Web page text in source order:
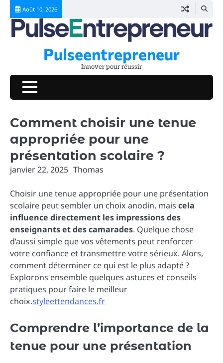
Skip
content
Août 10, 2026
Pulseentrepreneur
Innover pour réussir
Comment choisir une tenue
appropriée pour une
présentation scolaire ?
janvier 22, 2025 Thomas
Choisir une tenue appropriée pour une présentation
scolaire peut sembler un choix anodin, mais cela
influence directement les impressions des
enseignants et des camarades. Quelque chose
d’aussi simple que vos vêtements peut renforcer
votre confiance et transmettre votre sérieux. Alors,
comment déterminer ce qui est le plus adapté ?
Explorons ensemble quelques astuces et conseils
pratiques pour faire le meilleur
choix.styleettendances.fr
Comprendre l’importance de la
tenue pour une présentation